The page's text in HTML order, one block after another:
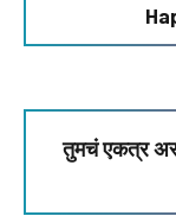
तुमचं एकत्र